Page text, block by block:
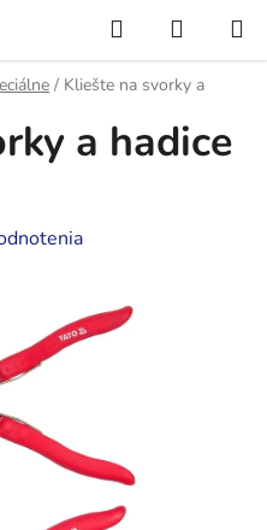
Hľadať
KOŠÍK
/ Kliešte na svorky a
a hadice